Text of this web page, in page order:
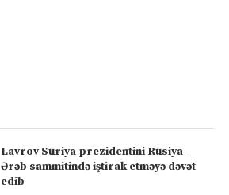
Lavrov Suriya prezidentini Rusiya–
Ərəb sammitində iştirak etməyə dəvət
edib